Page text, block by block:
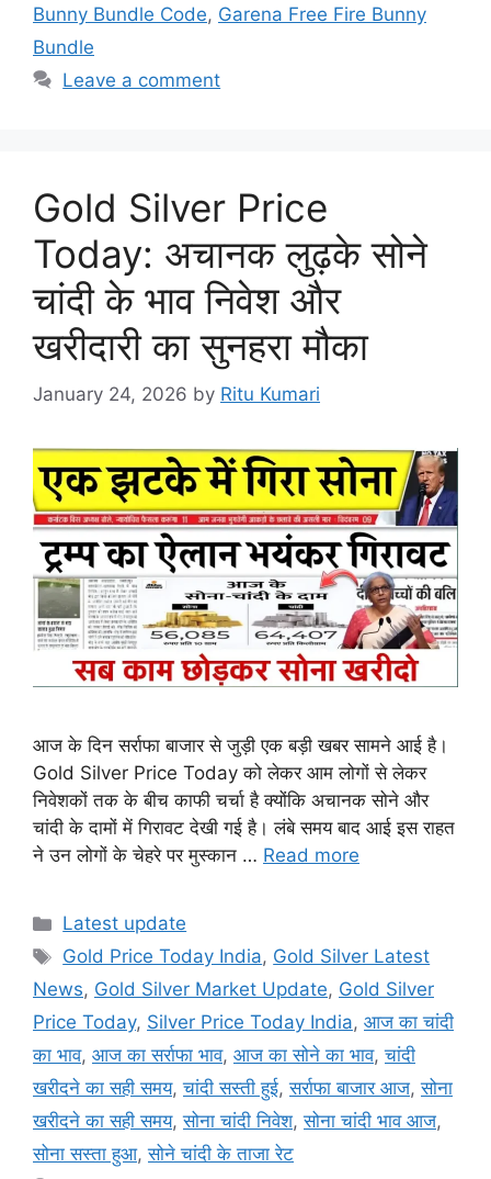
Bunny Bundle Code, Garena Free Fire Bunny
Bundle
Leave a comment
Gold Silver Price
Today: अचानक लुढ़के सोने
चांदी के भाव निवेश और
खरीदारी का सुनहरा मौका
January 24, 2026 by Ritu Kumari
आज के दिन सर्राफा बाजार से जुड़ी एक बड़ी खबर सामने आई है।
Gold Silver Price Today को लेकर आम लोगों से लेकर
निवेशकों तक के बीच काफी चर्चा है क्योंकि अचानक सोने और
चांदी के दामों में गिरावट देखी गई है। लंबे समय बाद आई इस राहत
ने उन लोगों के चेहरे पर मुस्कान … Read more
Categories
Latest update
Tags
Gold Price Today India, Gold Silver Latest
News, Gold Silver Market Update, Gold Silver
Price Today, Silver Price Today India, आज का चांदी
का भाव, आज का सर्राफा भाव, आज का सोने का भाव,चांदी
खरीदने का सही समय,चांदी सस्ती हुई,सर्राफा बाजार आज,सोना
खरीदने का सही समय,सोना चांदी निवेश,सोना चांदी भाव आज,
सोना सस्ता हुआ,सोने चांदी के ताजा रेट